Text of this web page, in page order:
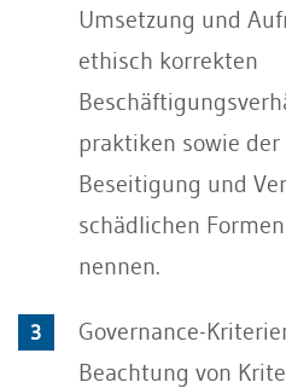
Umsetzung und
ethisch korrekten
praktiken sowie der
Beseitigung und
schädlichen
nennen.
Governance-
Beachtung von